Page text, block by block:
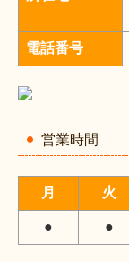
電話番号
営業時間
月 火
● ●